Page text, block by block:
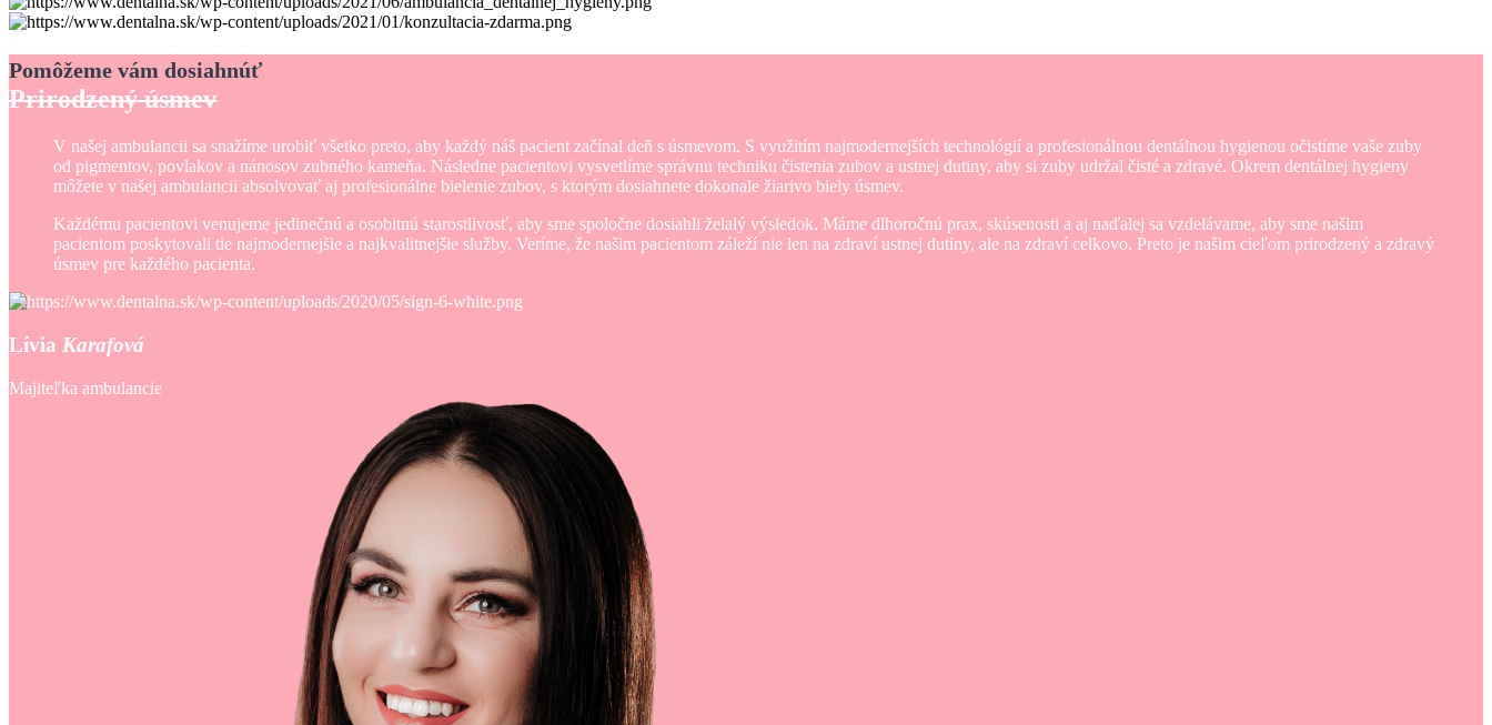
Pomôžeme vám dosiahnúť
Prirodzený úsmev
V našej ambulancii sa snažíme urobiť všetko preto, aby každý náš pacient začínal deň s úsmevom. S využitím najmodernejších technológií a profesionálnou dentálnou hygienou očistíme vaše zuby
od pigmentov, povlakov a nánosov zubného kameňa. Následne pacientovi vysvetlíme správnu techniku čistenia zubov a ustnej dutiny, aby si zuby udržal čisté a zdravé. Okrem dentálnej hygieny
môžete v našej ambulancii absolvovať aj profesionálne bielenie zubov, s ktorým dosiahnete dokonale žiarivo biely úsmev.
Každému pacientovi venujeme jedinečnú a osobitnú starostlivosť, aby sme spoločne dosiahli želalý výsledok. Máme dlhoročnú prax, skúsenosti a aj naďalej sa vzdelávame, aby sme našim
pacientom poskytovali tie najmodernejšie a najkvalitnejšie služby. Veríme, že našim pacientom záleží nie len na zdraví ustnej dutiny, ale na zdraví celkovo. Preto je našim cieľom prirodzený a zdravý
úsmev pre každého pacienta.
Lívia Karafová
Majiteľka ambulancie